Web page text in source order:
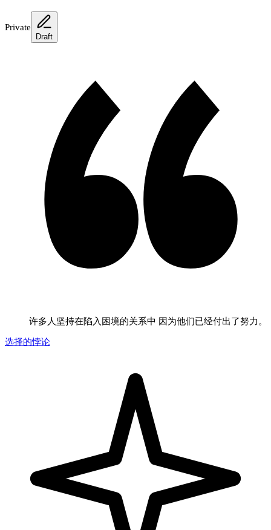
Private
Draft
许多人坚持在陷入困境的关系中 因为他们已经付出了努力。
选择的悖论